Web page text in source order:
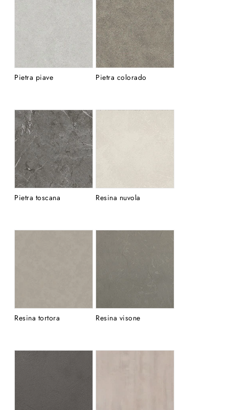
Pietra piave Pietra colorado
Pietra toscana Resina nuvola
Resina tortora Resina visone